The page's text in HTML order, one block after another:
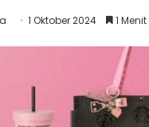
1 Oktober 2024 1